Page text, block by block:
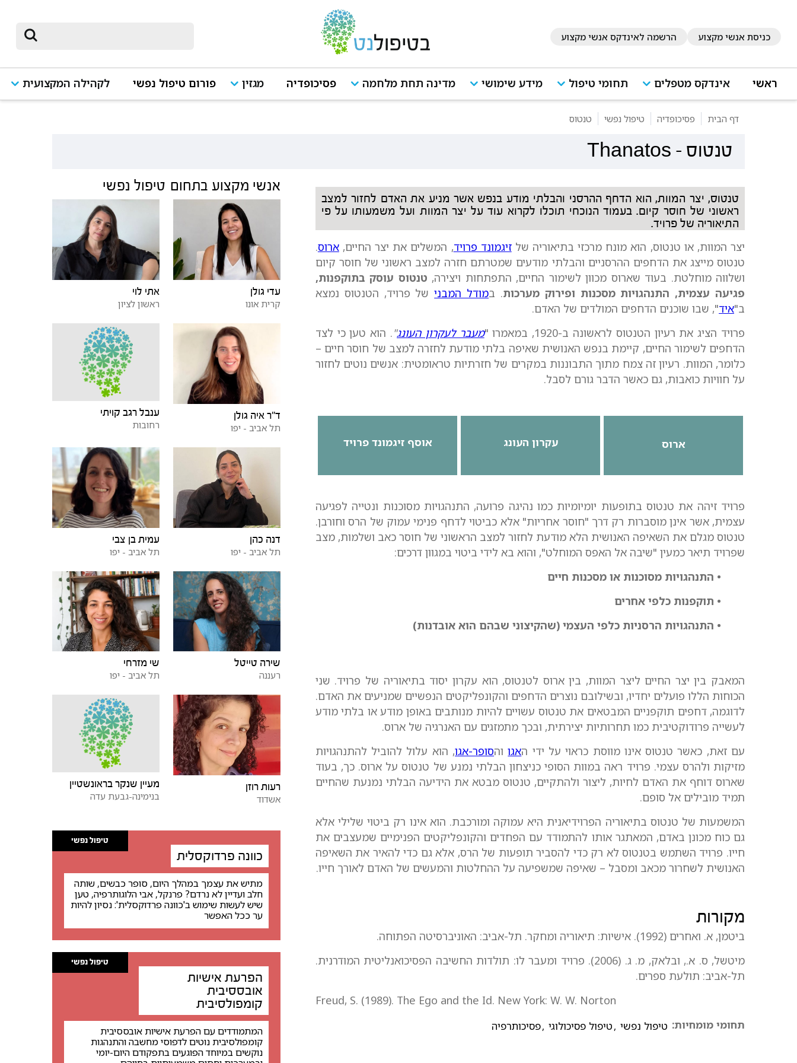
כניסת אנשי מקצוע הרשמה לאינדקס אנשי מקצוע
ראשי אינדקס מטפלים תחומי טיפול מידע שימושי מדינה תחת מלחמה פסיכופדיה מגזין פורום טיפול נפשי לקהילה המקצועית
דף הבית פסיכופדיה טיפול נפשי טנטוס
Thanatos - טנטוס
טנטוס, יצר המוות, הוא הדחף ההרסני והבלתי מודע בנפש אשר מניע את האדם לחזור למצב
ראשוני של חוסר קיום. בעמוד הנוכחי תוכלו לקרוא עוד על יצר המוות ועל משמעותו על פי
התיאוריה של פרויד.
יצר המוות, או טנטוס, הוא מונח מרכזי בתיאוריה שלזיגמונד פרויד, המשלים את יצר החיים,ארוס.
טנטוס מייצג את הדחפים ההרסניים והבלתי מודעים שמטרתם חזרה למצב ראשוני של חוסר קיום
ושלווה מוחלטת. בעוד שארוס מכוון לשימור החיים, התפתחות ויצירה, טנטוס עוסק בתוקפנות,
פגיעה עצמית, התנהגויות מסכנות ופירוק מערכות. במודל המבנישל פרויד, הטנטוס נמצא
ב"איד", שבו שוכנים הדחפים המולדים של האדם.
פרויד הציג את רעיון הטנטוס לראשונה ב-1920, במאמרו "
מעבר לעקרון העונג". הוא טען כי לצד
הדחפים לשימור החיים, קיימת בנפש האנושית שאיפה בלתי מודעת לחזרה למצב של חוסר חיים –
כלומר, המוות. רעיון זה צמח מתוך התבוננות במקרים של חזרתיות טראומטית: אנשים נוטים לחזור
על חוויות כואבות, גם כאשר הדבר גורם לסבל.
ארוס עקרון העונג אוסף זיגמונד פרויד
פרויד זיהה את טנטוס בתופעות יומיומיות כמו נהיגה פרועה, התנהגויות מסוכנות ונטייה לפגיעה
עצמית, אשר אינן מוסברות רק דרך "חוסר אחריות" אלא כביטוי לדחף פנימי עמוק של הרס וחורבן.
טנטוס מגלם את השאיפה האנושית הלא מודעת לחזור למצב הראשוני של חוסר כאב ושלמות, מצב
שפרויד תיאר כמעין "שיבה אל האפס המוחלט", והוא בא לידי ביטוי במגוון דרכים:
• התנהגויות מסוכנות או מסכנות חיים
• תוקפנות כלפי אחרים
• התנהגויות הרסניות כלפי העצמי (שהקיצוני שבהם הוא אובדנות)
המאבק בין יצר החיים ליצר המוות, בין ארוס לטנטוס, הוא עקרון יסוד בתיאוריה של פרויד. שני
הכוחות הללו פועלים יחדיו, ובשילובם נוצרים הדחפים והקונפליקטים הנפשיים שמניעים את האדם.
לדוגמה, דחפים תוקפניים המבטאים את טנטוס עשויים להיות מנותבים באופן מודע או בלתי מודע
לעשייה פרודוקטיבית כמו תחרותיות יצירתית, ובכך מתמזגים עם האנרגיה של ארוס.
עם זאת, כאשר טנטוס אינו מווסת כראוי על ידי האגווהסופר-אגו, הוא עלול להוביל להתנהגויות
מזיקות ולהרס עצמי. פרויד ראה במוות הסופי כניצחון הבלתי נמנע של טנטוס על ארוס. כך, בעוד
שארוס דוחף את האדם לחיות, ליצור ולהתקיים, טנטוס מבטא את הידיעה הבלתי נמנעת שהחיים
תמיד מובילים אל סופם.
המשמעות של טנטוס בתיאוריה הפרוידיאנית היא עמוקה ומורכבת. הוא אינו רק ביטוי שלילי אלא
גם כוח מכונן באדם, המאתגר אותו להתמודד עם הפחדים והקונפליקטים הפנימיים שמעצבים את
חייו. פרויד השתמש בטנטוס לא רק כדי להסביר תופעות של הרס, אלא גם כדי להאיר את השאיפה
האנושית לשחרור מכאב ומסבל – שאיפה שמשפיעה על ההחלטות והמעשים של האדם לאורך חייו.
מקורות
ביטמן, א. ואחרים (1992). אישיות: תיאוריה ומחקר. תל-אביב: האוניברסיטה הפתוחה.
מיטשל, ס. א., ובלאק, מ. ג. (2006). פרויד ומעבר לו: תולדות החשיבה הפסיכואנליטית המודרנית.
תל-אביב: תולעת ספרים.
Freud, S. (1989). The Ego and the Id. New York: W. W. Norton
תחומי מומחיות: טיפול נפשי ,טיפול פסיכולוגי ,פסיכותרפיה
אנשי מקצוע בתחום טיפול נפשי
עדי גולן
קרית אונו
אתי לוי
ראשון לציון
ד"ר איה גולן
תל אביב - יפו
ענבל רגב קויתי
רחובות
דנה כהן
תל אביב - יפו
עמית בן צבי
תל אביב - יפו
שירה טייטל
רעננה
שי מזרחי
תל אביב - יפו
רעות רוזן
אשדוד
מעיין שנקר בראונשטיין
בנימינה-גבעת עדה
טיפול נפשי
כוונה פרדוקסלית
מתיש את עצמך במהלך היום, סופר כבשים, שותה
חלב ועדיין לא נרדם? פרנקל, אבי הלוגותרפיה, טען
שיש לעשות שימוש ב'כוונה פרדוקסלית': נסיון להיות
ער ככל האפשר
טיפול נפשי
הפרעת אישיות
אובססיבית
קומפולסיבית
המתמודדים עם הפרעת אישיות אובססיבית
קומפולסיבית נוטים לדפוסי מחשבה והתנהגות
נוקשים במיוחד הפוגעים בתפקודם היום-יומי